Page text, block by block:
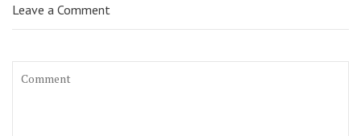
Leave a Comment